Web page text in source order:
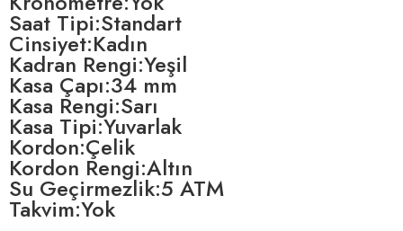
Saat Tipi:Standart
Cinsiyet:Kadın
Kadran Rengi:Yeşil
Kasa Çapı:34 mm
Kasa Rengi:Sarı
Kasa Tipi:Yuvarlak
Kordon:Çelik
Kordon Rengi:Altın
Su Geçirmezlik:5 ATM
Takvim:Yok